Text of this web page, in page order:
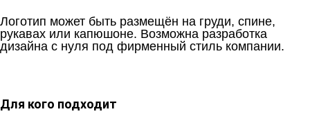
Логотип может быть размещён на груди, спине,
рукавах или капюшоне. Возможна разработка
дизайна с нуля под фирменный стиль компании.
Для кого подходит